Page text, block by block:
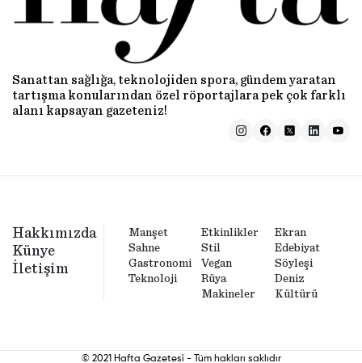
Sanattan sağlığa, teknolojiden spora, gündem yaratan
tartışma konularından özel röportajlara pek çok farklı
alanı kapsayan gazeteniz!
Hakkımızda
Künye
İletişim
Manşet Etkinlikler
Ekran
Sahne
Stil
Edebiyat
Gastronomi
Vegan
Söyleşi
Teknoloji
Rüya
Makineler
Deniz
Kültürü
© 2021 Hafta Gazetesi - Tüm hakları saklıdır